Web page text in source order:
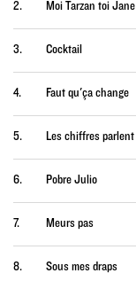
2. Moi Tarzan toi Jane
3. Cocktail
4. Faut qu'ça change
5. Les chiffres parlent
6. Pobre Julio
7. Meurs pas
8. Sous mes draps